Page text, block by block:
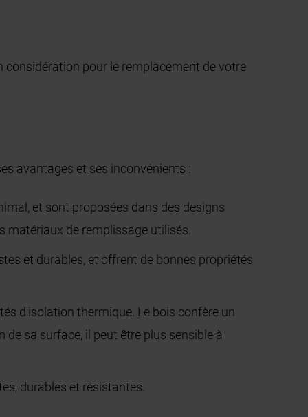
pour le remplacement de votre
avantages et ses inconvénients :
et sont proposées dans des designs
matériaux de remplissage utilisés.
et durables, et offrent de bonnes propriétés
d'isolation thermique. Le bois confère un
sa surface, il peut être plus sensible à
durables et résistantes.